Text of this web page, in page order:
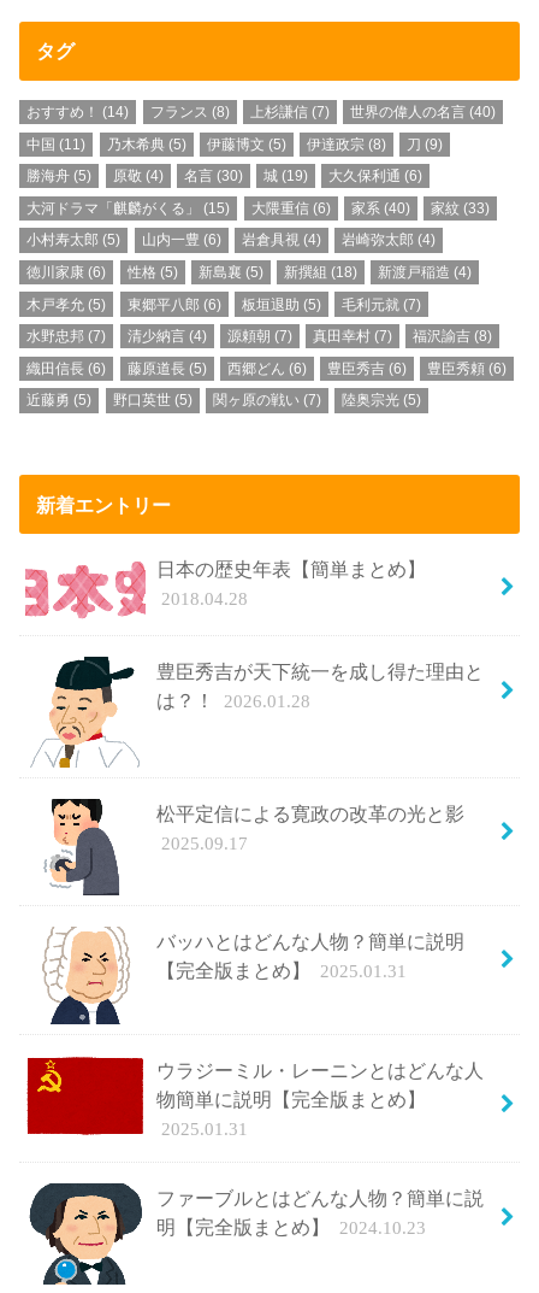
タグ
おすすめ！ (14) フランス (8) 上杉謙信(7) 世界の偉人の名言 (40)
中国 (11) 乃木希典(5) 伊藤博文 (5) 伊達政宗 (8) 刀 (9)
勝海舟 (5) 原敬 (4) 名言(30) 城 (19) 大久保利通 (6)
大河ドラマ「麒麟がくる」
(15) 大隈重信(6) 家系(40) 家紋 (33)
小村寿太郎 (5) 山内一豊 (6) 岩倉具視(4) 岩崎弥太郎 (4)
徳川家康 (6) 性格 (5) 新島襄 (5) 新撰組 (18) 新渡戸稲造 (4)
木戸孝允 (5) 東郷平八郎 (6) 板垣退助 (5) 毛利元就 (7)
水野忠邦 (7) 清少納言(4) 源頼朝 (7) 真田幸村 (7) 福沢諭吉 (8)
織田信長 (6) 藤原道長(5) 西郷どん (6) 豊臣秀吉 (6) 豊臣秀頼 (6)
近藤勇 (5) 野口英世(5) 関ヶ原の戦い(7) 陸奥宗光 (5)
新着エントリー
日本の歴史年表【簡単まとめ】
2018.04.28
豊臣秀吉が天下統一を成し得た理由と
は？！
2026.01.28
松平定信による寛政の改革の光と影
2025.09.17
バッハとはどんな人物？簡単に説明
【完全版まとめ】
2025.01.31
ウラジーミル・レーニンとはどんな人
物簡単に説明【完全版まとめ】
2025.01.31
ファーブルとはどんな人物？簡単に説
明【完全版まとめ】
2024.10.23